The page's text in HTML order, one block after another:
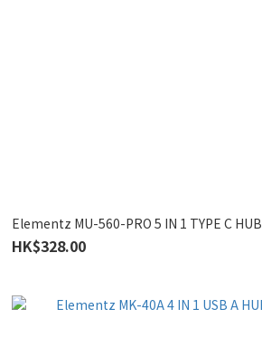
Elementz MU-560-PRO 5 IN 1 TYPE C HUB
HK$328.00